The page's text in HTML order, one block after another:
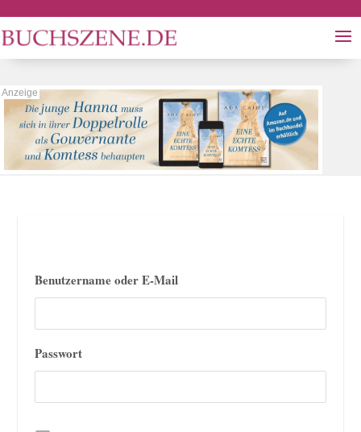
Benutzername oder E-Mail
Passwort